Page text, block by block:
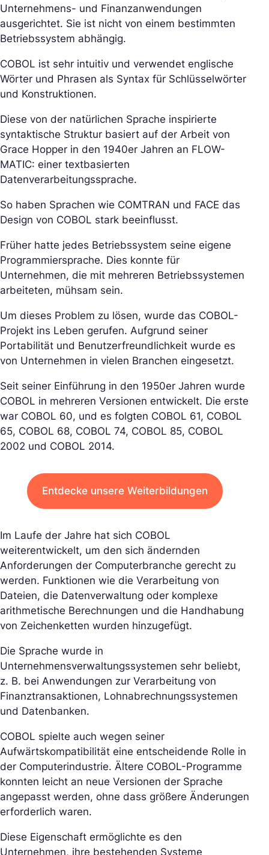
Unternehmens- und Finanzanwendungen
ausgerichtet. Sie ist nicht von einem bestimmten
Betriebssystem abhängig.
COBOL ist sehr intuitiv und verwendet englische
Wörter und Phrasen als Syntax für Schlüsselwörter
und Konstruktionen.
Diese von der natürlichen Sprache inspirierte
syntaktische Struktur basiert auf der Arbeit von
Grace Hopper in den 1940er Jahren an FLOW-
MATIC: einer textbasierten
Datenverarbeitungssprache.
So haben Sprachen wie COMTRAN und FACE das
Design von COBOL stark beeinflusst.
Früher hatte jedes Betriebssystem seine eigene
Programmiersprache. Dies konnte für
Unternehmen, die mit mehreren Betriebssystemen
arbeiteten, mühsam sein.
Um dieses Problem zu lösen, wurde das COBOL-
Projekt ins Leben gerufen. Aufgrund seiner
Portabilität und Benutzerfreundlichkeit wurde es
von Unternehmen in vielen Branchen eingesetzt.
Seit seiner Einführung in den 1950er Jahren wurde
COBOL in mehreren Versionen entwickelt. Die erste
war COBOL 60, und es folgten COBOL 61, COBOL
65, COBOL 68, COBOL 74, COBOL 85, COBOL
2002 und COBOL 2014.
Entdecke unsere Weiterbildungen
Im Laufe der Jahre hat sich COBOL
weiterentwickelt, um den sich ändernden
Anforderungen der Computerbranche gerecht zu
werden. Funktionen wie die Verarbeitung von
Dateien, die Datenverwaltung oder komplexe
arithmetische Berechnungen und die Handhabung
von Zeichenketten wurden hinzugefügt.
Die Sprache wurde in
Unternehmensverwaltungssystemen sehr beliebt,
z. B. bei Anwendungen zur Verarbeitung von
Finanztransaktionen, Lohnabrechnungssystemen
und Datenbanken.
COBOL spielte auch wegen seiner
Aufwärtskompatibilität eine entscheidende Rolle in
der Computerindustrie. Ältere COBOL-Programme
konnten leicht an neue Versionen der Sprache
angepasst werden, ohne dass größere Änderungen
erforderlich waren.
Diese Eigenschaft ermöglichte es den
Unternehmen, ihre bestehenden Systeme